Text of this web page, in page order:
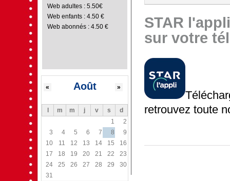
Web adultes : 5.50€
Web enfants : 4.50 €
Web abonnés : 4.50 €
Août
« »
m m j v s
d
1
2
3
4 5 6 7 8
9
10
11 12 13 14 15
16
17
18 19 20 21 22
23
24
25 26 27 28 29
30
31
STAR
sur votre
retrouvez toute